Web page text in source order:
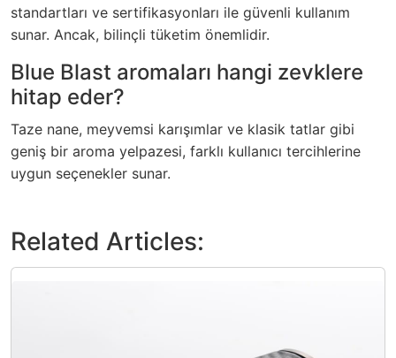
standartları ve sertifikasyonları ile güvenli kullanım
sunar. Ancak, bilinçli tüketim önemlidir.
Blue Blast aromaları hangi zevklere
hitap eder?
Taze nane, meyvemsi karışımlar ve klasik tatlar gibi
geniş bir aroma yelpazesi, farklı kullanıcı tercihlerine
uygun seçenekler sunar.
Related Articles: